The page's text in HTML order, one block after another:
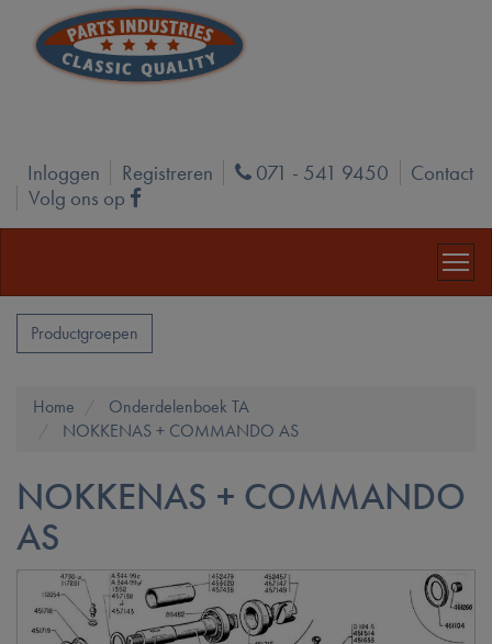
Inloggen Registreren Phone
071 - 541 9450
Contact
Volg ons op
Facebook
Productgroepen
Home
Onderdelenboek TA
NOKKENAS + COMMANDO AS
NOKKENAS + COMMANDO
AS